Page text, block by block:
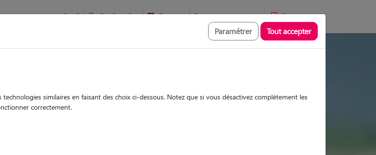
ça marche ? Recherche Favoris Devenir pet sitter Connexion
chien et chat en famille ou à domicile, visites et promenades
à
Garde Promenades
Paramétrer Tout accepter
similaires en faisant des choix ci-dessous. Notez que si vous désactivez complètement les
correctement.